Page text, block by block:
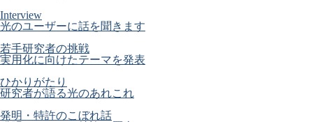
Interview
光のユーザーに話を聞きます
若手研究者の挑戦
実用化に向けたテーマを発表
ひかりがたり
研究者が語る光のあれこれ
発明・特許のこぼれ話